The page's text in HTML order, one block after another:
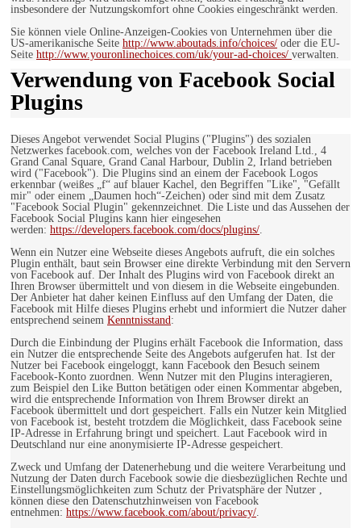
insbesondere der Nutzungskomfort ohne Cookies eingeschränkt werden.
Sie können viele Online-Anzeigen-Cookies von Unternehmen über die
US-amerikanische Seite http://www.aboutads.info/choices/ oder die EU-
Seite http://www.youronlinechoices.com/uk/your-ad-choices/ verwalten.
Verwendung von Facebook Social
Plugins
Dieses Angebot verwendet Social Plugins ("Plugins") des sozialen
Netzwerkes facebook.com, welches von der Facebook Ireland Ltd., 4
Grand Canal Square, Grand Canal Harbour, Dublin 2, Irland betrieben
wird ("Facebook"). Die Plugins sind an einem der Facebook Logos
erkennbar (weißes „f“ auf blauer Kachel, den Begriffen "Like", "Gefällt
mir" oder einem „Daumen hoch“-Zeichen) oder sind mit dem Zusatz
"Facebook Social Plugin" gekennzeichnet. Die Liste und das Aussehen der
Facebook Social Plugins kann hier eingesehen
werden: https://developers.facebook.com/docs/plugins/.
Wenn ein Nutzer eine Webseite dieses Angebots aufruft, die ein solches
Plugin enthält, baut sein Browser eine direkte Verbindung mit den Servern
von Facebook auf. Der Inhalt des Plugins wird von Facebook direkt an
Ihren Browser übermittelt und von diesem in die Webseite eingebunden.
Der Anbieter hat daher keinen Einfluss auf den Umfang der Daten, die
Facebook mit Hilfe dieses Plugins erhebt und informiert die Nutzer daher
entsprechend seinem Kenntnisstand:
Durch die Einbindung der Plugins erhält Facebook die Information, dass
ein Nutzer die entsprechende Seite des Angebots aufgerufen hat. Ist der
Nutzer bei Facebook eingeloggt, kann Facebook den Besuch seinem
Facebook-Konto zuordnen. Wenn Nutzer mit den Plugins interagieren,
zum Beispiel den Like Button betätigen oder einen Kommentar abgeben,
wird die entsprechende Information von Ihrem Browser direkt an
Facebook übermittelt und dort gespeichert. Falls ein Nutzer kein Mitglied
von Facebook ist, besteht trotzdem die Möglichkeit, dass Facebook seine
IP-Adresse in Erfahrung bringt und speichert. Laut Facebook wird in
Deutschland nur eine anonymisierte IP-Adresse gespeichert.
Zweck und Umfang der Datenerhebung und die weitere Verarbeitung und
Nutzung der Daten durch Facebook sowie die diesbezüglichen Rechte und
Einstellungsmöglichkeiten zum Schutz der Privatsphäre der Nutzer ,
können diese den Datenschutzhinweisen von Facebook
entnehmen: https://www.facebook.com/about/privacy/.